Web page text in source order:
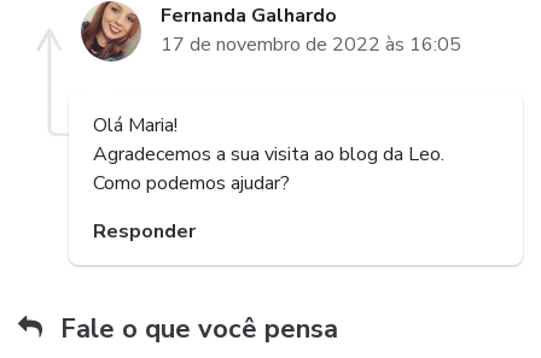
Fernanda Galhardo
17 de novembro de 2022 às 16:05
Olá Maria!
Agradecemos a sua visita ao blog da Leo.
Como podemos ajudar?
Responder
Fale o que você pensa